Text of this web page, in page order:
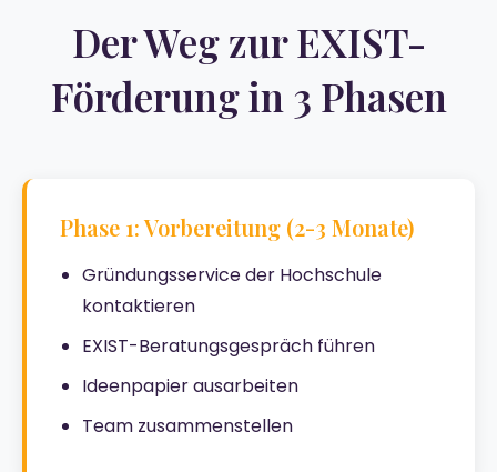
Der Weg zur EXIST-
Förderung in 3 Phasen
Phase 1: Vorbereitung (2-3 Monate)
Gründungsservice der Hochschule
kontaktieren
EXIST-Beratungsgespräch führen
Ideenpapier ausarbeiten
Team zusammenstellen